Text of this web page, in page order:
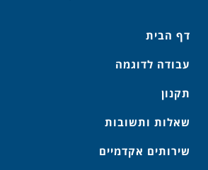
דף הבית
עבודה לדוגמה
תקנון
שאלות ותשובות
שירותים אקדמיים